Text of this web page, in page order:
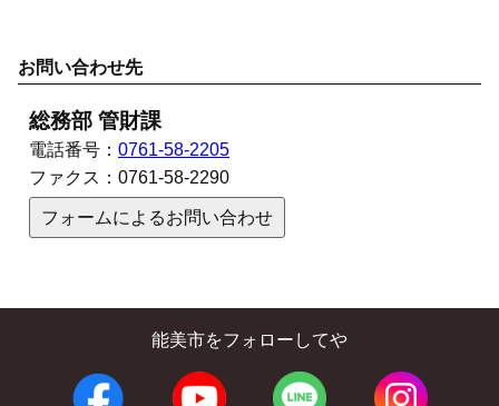
お問い合わせ先
総務部 管財課
電話番号： 0761-58-2205
ファクス： 0761-58-2290
フォームによるお問い合わせ
能美市をフォローしてや